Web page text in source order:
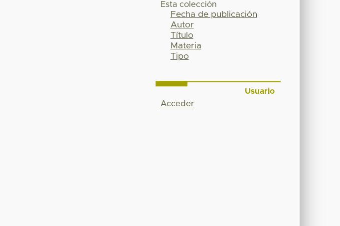
Esta colección
Fecha de publicación
Autor
Título
Materia
Tipo
Usuario
Acceder